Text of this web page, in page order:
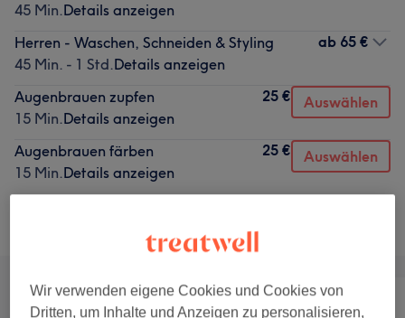
45 Min.Details anzeigen
Herren - Waschen, Schneiden & Styling
45 Min. - 1 Std.Details anzeigen
ab 65 €
Augenbrauen zupfen
15 Min.Details anzeigen
25 € Auswählen
Augenbrauen färben
15 Min.Details anzeigen
25 € Auswählen
Wir verwenden eigene Cookies und Cookies von
Dritten, um Inhalte und Anzeigen zu personalisieren,